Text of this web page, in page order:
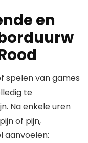
en
spelen van games
te
Na enkele uren
of pijn,
aanvoelen: